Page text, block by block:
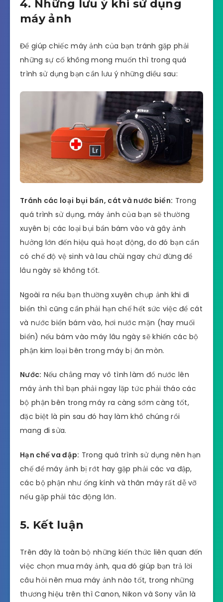
4. Những lưu ý khi sử dụng
máy ảnh
Để giúp chiếc máy ảnh của bạn tránh gặp phải
những sự cố không mong muốn thì trong quá
trình sử dụng bạn cần lưu ý những điều sau:
Tránh các loại bụi bẩn, cát và nước biển: Trong
quá trình sử dụng, máy ảnh của bạn sẽ thường
xuyên bị các loại bụi bẩn bám vào và gây ảnh
hưởng lớn đến hiệu quả hoạt động, do đó bạn cần
có chế độ vệ sinh và lau chùi ngay chứ đừng để
lâu ngày sẽ không tốt.
Ngoài ra nếu bạn thường xuyên chụp ảnh khi đi
biển thì cũng cần phải hạn chế hết sức việc để cát
và nước biển bám vào, hơi nước mặn (hay muối
biển) nếu bám vào máy lâu ngày sẽ khiến các bộ
phận kim loại bên trong máy bị ăn mòn.
Nước: Nếu chẳng may vô tình làm đổ nước lên
máy ảnh thì bạn phải ngay lặp tức phải tháo các
bộ phận bên trong máy ra càng sớm càng tốt,
đặc biệt là pin sau đó hay làm khô chúng rồi
mang đi sửa.
Hạn chế va đập: Trong quá trình sử dụng nên hạn
chế để máy ảnh bị rớt hay gặp phải các va đập,
các bộ phận như ống kính và thân máy rất dễ vỡ
nếu gặp phải tác động lớn.
5. Kết luận
Trên đây là toàn bộ những kiến thức liên quan đến
việc chọn mua máy ảnh, qua đó giúp bạn trả lời
câu hỏi nên mua máy ảnh nào tốt, trong những
thương hiệu trên thì Canon, Nikon và Sony vẫn là